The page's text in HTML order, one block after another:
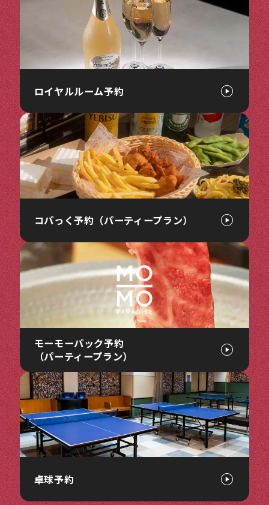
ロイヤルルーム予約
コパっく予約（パーティープラン）
モーモーパック予約
（パーティープラン）
卓球予約